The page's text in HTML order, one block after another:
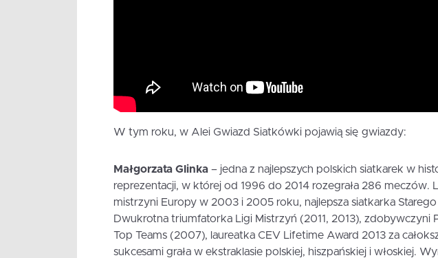
W tym roku, w Alei Gwiazd Siatkówki pojawią się gwiazdy:
Małgorzata Glinka– jedna z najlepszych polskich siatkarek w
reprezentacji, w której od 1996 do 2014 rozegrała 286 meczów.
mistrzyni Europy w 2003 i 2005 roku, najlepsza siatkarka
Dwukrotna triumfatorka Ligi Mistrzyń (2011, 2013), zdobywczyni
Top Teams (2007), laureatka CEV Lifetime Award 2013 za
sukcesami grała w ekstraklasie polskiej, hiszpańskiej i włoskiej.